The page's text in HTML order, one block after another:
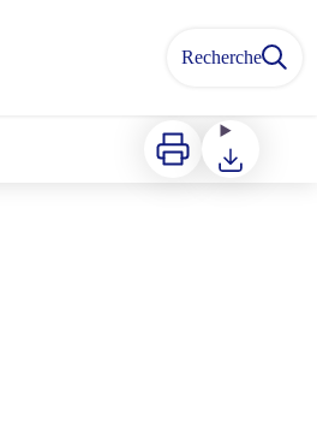
Recherche
Imprimer Télécharger